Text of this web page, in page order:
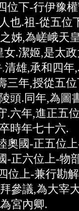
位下-行伊豫
也.祖-從五位
之姊,為嵯峨天
女.潔姬,是太
.清雄,承和四年
三年,授從五
頭.同年,為圖
.六年,進正五
時年七十六.
奧國-正五位
-正六位上-物
位上-兼行勘
參議,為大宰
宮內卿.